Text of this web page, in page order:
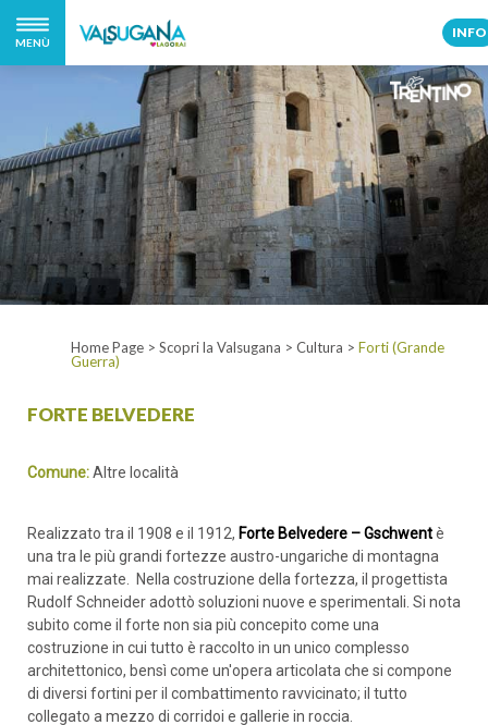
MENÙ
INFO
Home Page > Scopri la Valsugana > Cultura > Forti (Grande
Guerra)
FORTE BELVEDERE
Comune:Altre località
Realizzato tra il 1908 e il 1912, Forte Belvedere – Gschwentè
una tra le più grandi fortezze austro-ungariche di montagna
mai realizzate. Nella costruzione della fortezza, il progettista
Rudolf Schneider adottò soluzioni nuove e sperimentali. Si nota
subito come il forte non sia più concepito come una
costruzione in cui tutto è raccolto in un unico complesso
architettonico, bensì come un'opera articolata che si compone
di diversi fortini per il combattimento ravvicinato; il tutto
collegato a mezzo di corridoi e gallerie in roccia.